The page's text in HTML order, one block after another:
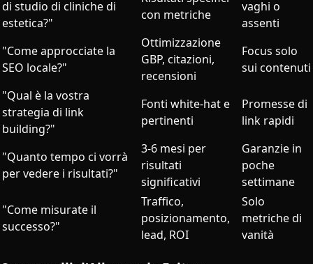
di studio di cliniche di
estetica?"
con metriche
vaghi o
assenti
"Come approcciate la
SEO locale?"
Ottimizzazione
GBP, citazioni,
recensioni
Focus solo
sui contenuti
"Qual è la vostra
strategia di link
building?"
Fonti white-hat e
pertinenti
Promesse di
link rapidi
"Quanto tempo ci vorrà
per vedere i risultati?"
3-6 mesi per
risultati
significativi
Garanzie in
poche
settimane
"Come misurate il
successo?"
Traffico,
posizionamento,
lead, ROI
Solo
metriche di
vanità